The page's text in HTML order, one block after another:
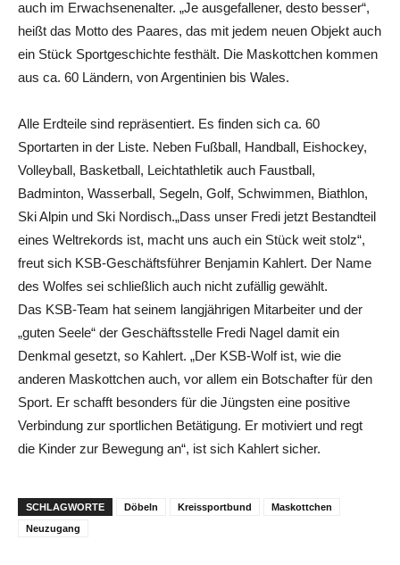
auch im Erwachsenenalter. „Je ausgefallener, desto besser“,
heißt das Motto des Paares, das mit jedem neuen Objekt auch
ein Stück Sportgeschichte festhält. Die Maskottchen kommen
aus ca. 60 Ländern, von Argentinien bis Wales.
Alle Erdteile sind repräsentiert. Es finden sich ca. 60
Sportarten in der Liste. Neben Fußball, Handball, Eishockey,
Volleyball, Basketball, Leichtathletik auch Faustball,
Badminton, Wasserball, Segeln, Golf, Schwimmen, Biathlon,
Ski Alpin und Ski Nordisch.„Dass unser Fredi jetzt Bestandteil
eines Weltrekords ist, macht uns auch ein Stück weit stolz“,
freut sich KSB-Geschäftsführer Benjamin Kahlert. Der Name
des Wolfes sei schließlich auch nicht zufällig gewählt.
Das KSB-Team hat seinem langjährigen Mitarbeiter und der
„guten Seele“ der Geschäftsstelle Fredi Nagel damit ein
Denkmal gesetzt, so Kahlert. „Der KSB-Wolf ist, wie die
anderen Maskottchen auch, vor allem ein Botschafter für den
Sport. Er schafft besonders für die Jüngsten eine positive
Verbindung zur sportlichen Betätigung. Er motiviert und regt
die Kinder zur Bewegung an“, ist sich Kahlert sicher.
SCHLAGWORTE Döbeln Kreissportbund
Maskottchen
Neuzugang